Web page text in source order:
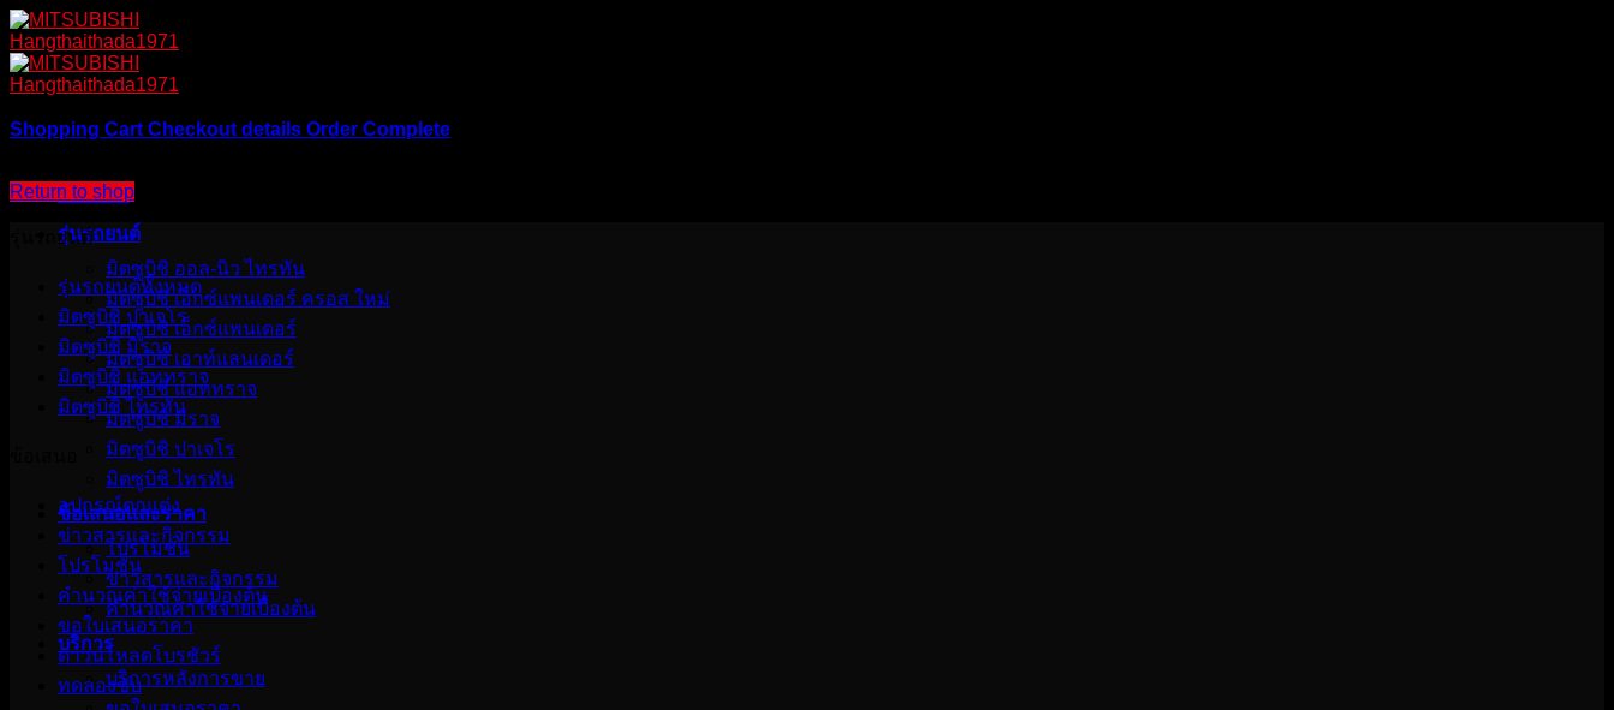
Skip
to
content
หน้าแรก
รุ่นรถยนต์
มิตซูบิชิ ออล-นิว ไทรทัน
มิตซูบิชิ เอ็กซ์แพนเดอร์ ครอส ใหม่
มิตซูบิชิ เอ็กซ์แพนเดอร์
มิตซูบิชิ เอาท์แลนเดอร์
มิตซูบิชิ แอททราจ
มิตซูบิชิ มิราจ
มิตซูบิชิ ปาเจโร
มิตซูบิชิ ไทรทัน
ข้อเสนอและราคา
โปรโมชั่น
ข่าวสารและกิจกรรม
คำนวณค่าใช้จ่ายเบื้องต้น
บริการ
บริการหลังการขาย
Shopping Cart Checkout details Order Complete
Return to shop
รุ่นรถยนต์
รุ่นรถยนต์ทั้งหมด
มิตซูบิชิ ปาเจโร
มิตซูบิชิ มิราจ
มิตซูบิชิ แอททราจ
มิตซูบิชิ ไทรทัน
อุปกรณ์ตกแต่ง
ข่าวสารและกิจกรรม
โปรโมชั่น
คำนวณค่าใช้จ่ายเบื้องต้น
ขอใบเสนอราคา
ดาวน์โหลดโบรชัวร์
ทดลองขับ